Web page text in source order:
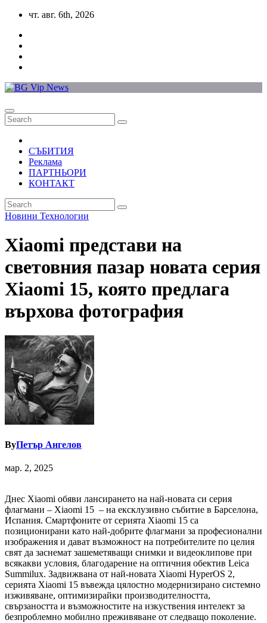
Skip
content
чт. авг. 6th, 2026
СЪБИТИЯ
Реклама
ПАРТНЬОРИ
КОНТАКТ
Новини Технологии
Xiaomi представи на
световния пазар новата серия
Xiaomi 15, която предлага
върхова фотография
ByПетър Ангелов
мар. 2, 2025
Днес Xiaomi обяви лансирането на най-новата си серия
флагмани – Xiaomi 15 – на ексклузивно събитие в Барселона,
Испания. Смартфоните от серията Xiaomi 15 са
позиционирани като най-добрите флагмани за професионални
изображения и дават възможност на потребителите по целия
свят да заснемат зашеметяващи снимки и видеоклипове при
всякакви условия, благодарение на оптичния обектив Leica
Summilux. Задвижвана от най-новата Xiaomi HyperOS 2,
серията Xiaomi 15 въвежда цялостно модернизирано системно
изживяване, оптимизирайки производителността,
свързаността и възможностите на изкуствения интелект за
безпроблемно мобилно преживяване от следващо поколение.